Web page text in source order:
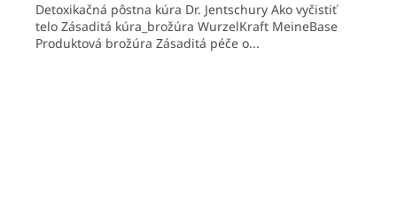
Detoxikačná pôstna kúra Dr. Jentschury Ako vyčistiť
telo Zásaditá kúra_brožúra WurzelKraft MeineBase
Produktová brožúra Zásaditá péče o...